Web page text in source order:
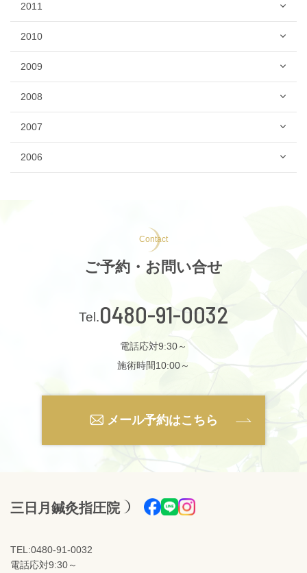
2011
2010
2009
2008
2007
2006
Contact
ご予約・お問い合せ
0480-91-0032
電話応対9:30～
施術時間10:00～
メール予約はこちら
三日月鍼灸指圧院
TEL:0480-91-0032
電話応対9:30～